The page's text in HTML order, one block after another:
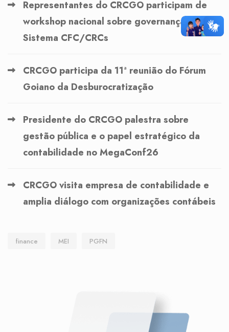
Representantes do CRCGO participam de
workshop nacional sobre governança no
Sistema CFC/CRCs
CRCGO participa da 11ª reunião do Fórum
Goiano da Desburocratização
Presidente do CRCGO palestra sobre
gestão pública e o papel estratégico da
contabilidade no MegaConf26
CRCGO visita empresa de contabilidade e
amplia diálogo com organizações contábeis
finance MEI PGFN